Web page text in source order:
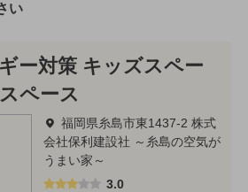
い
ー対策 キッズスペー
ペース
福岡県糸島市東1437-2 株式
会社保利建設社 ～糸島の空気が
うまい家～
3.0